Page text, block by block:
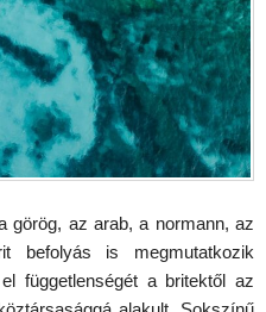
görög, az arab, a normann, az
is megmutatkozik
függetlenségét a britektől az